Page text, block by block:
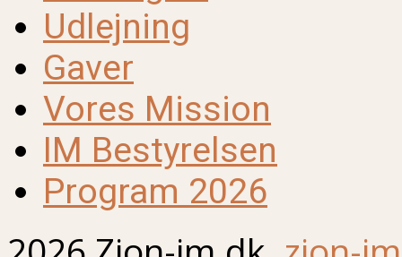
Udlejning
Gaver
Vores Mission
IM Bestyrelsen
Program 2026